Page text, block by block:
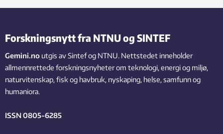
Forskningsnytt fra NTNU og SINTEF
Gemini.no utgis av Sintef og NTNU. Nettstedet inneholder
allmennrettede forskningsnyheter om teknologi, energi og miljø,
naturvitenskap, fisk og havbruk, nyskaping, helse, samfunn og
humaniora.
ISSN 0805-6285